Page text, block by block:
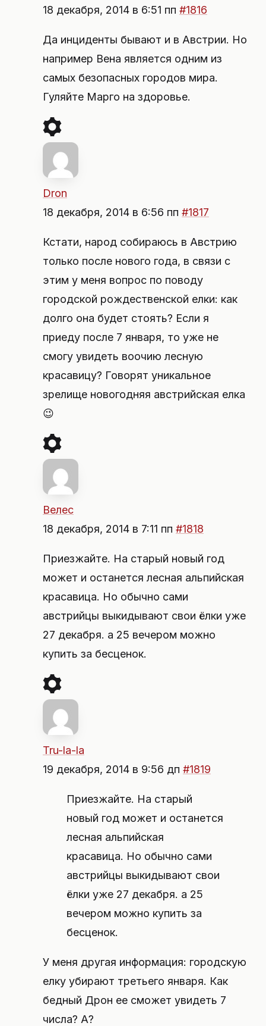
18 декабря, 2014 в 6:51 пп #1816
Да инциденты бывают и в Австрии. Но
например Вена является одним из
самых безопасных городов мира.
Гуляйте Марго на здоровье.
Dron
18 декабря, 2014 в 6:56 пп #1817
Кстати, народ собираюсь в Австрию
только после нового года, в связи с
этим у меня вопрос по поводу
городской рождественской елки: как
долго она будет стоять? Если я
приеду после 7 января, то уже не
смогу увидеть воочию лесную
красавицу? Говорят уникальное
зрелище новогодняя австрийская елка
😉
Велес
18 декабря, 2014 в 7:11 пп #1818
Приезжайте. На старый новый год
может и останется лесная альпийская
красавица. Но обычно сами
австрийцы выкидывают свои ёлки уже
27 декабря. а 25 вечером можно
купить за бесценок.
Tru-la-la
19 декабря, 2014 в 9:56 дп #1819
Приезжайте. На старый
новый год может и останется
лесная альпийская
красавица. Но обычно сами
австрийцы выкидывают свои
ёлки уже 27 декабря. а 25
вечером можно купить за
бесценок.
У меня другая информация: городскую
елку убирают третьего января. Как
бедный Дрон ее сможет увидеть 7
числа? А?